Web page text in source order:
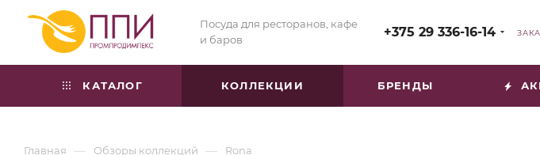
Посуда для ресторанов, кафе
и баров
+375 29 336-16-14
КАТАЛОГ КОЛЛЕКЦИИ БРЕНДЫ
Главная — Обзоры коллекций — Rona